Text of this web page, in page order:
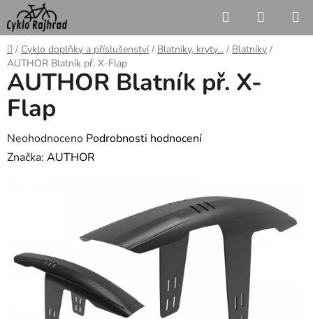
Přejít
na
obsah
Hledat
KOŠÍK
Domů
/ Cyklo doplňky a příslušenství / Blatníky, kryty... / Blatníky /
AUTHOR Blatník př. X-Flap
AUTHOR Blatník př. X-
Flap
Průměrné
hodnocení
hvězdiček.
Neohodnoceno Podrobnosti hodnocení
Značka: AUTHOR